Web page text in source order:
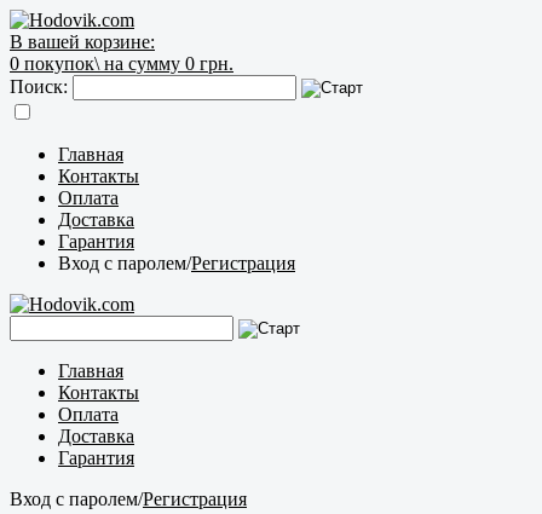
В вашей корзине:
0 покупок\ на сумму 0 грн.
Поиск:
Главная
Контакты
Оплата
Доставка
Гарантия
Вход с паролем/Регистрация
Главная
Контакты
Оплата
Доставка
Гарантия
Вход с паролем/Регистрация